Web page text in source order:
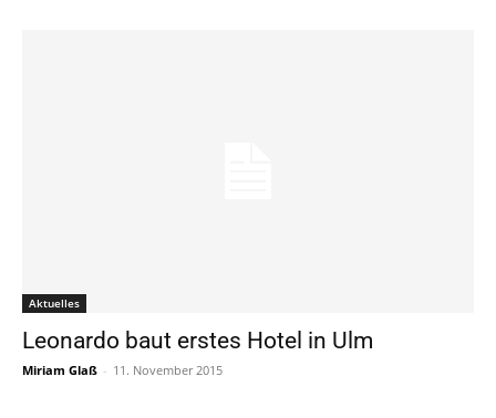
Aktuelles
Leonardo baut erstes Hotel in Ulm
Miriam Glaß - 11. November 2015